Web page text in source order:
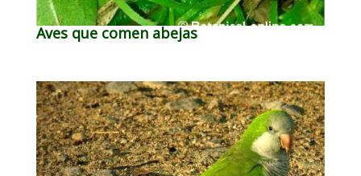
Aves que comen abejas